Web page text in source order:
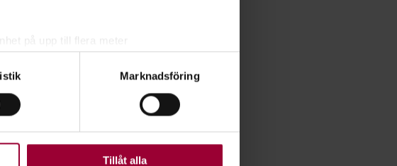
i
detaljsektionen . Du kan ändra
på vår webbplats. Vissa kakor är
Marknadsföring
Tillåt alla